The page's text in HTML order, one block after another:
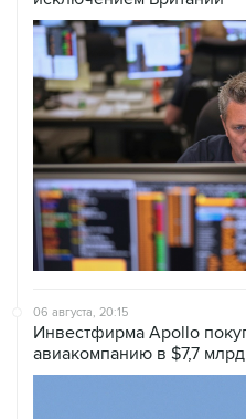
06 августа, 20:15
Инвестфирма Apollo
авиакомпанию в $7,7 млрд